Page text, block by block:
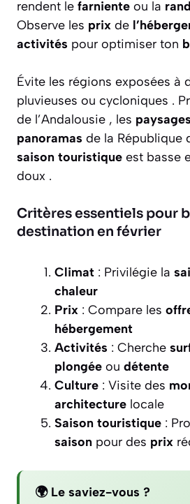
rendent le farniente ou la
Observe les prix de
activités pour optimiser ton
Évite les régions exposées à
pluvieuses ou cycloniques .
de l’Andalousie , les paysages
panoramas de la République
saison touristique est basse
doux .
Critères essentiels pour
destination en février
Climat : Privilégie la
chaleur
Prix : Compare les
hébergement
Activités : Cherche
plongée ou détente
Culture : Visite des
architecture locale
Saison touristique :
saison pour des prix
🌍 Le saviez-vous ?